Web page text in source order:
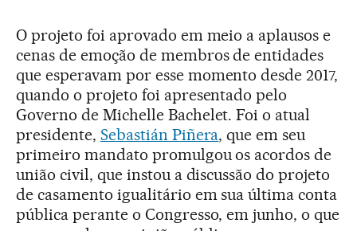
O projeto foi aprovado em meio a aplausos e
cenas de emoção de membros de entidades
que esperavam por esse momento desde 2017,
quando o projeto foi apresentado pelo
Governo de Michelle Bachelet. Foi o atual
presidente, Sebastián Piñera, que em seu
primeiro mandato promulgou os acordos de
união civil, que instou a discussão do projeto
de casamento igualitário em sua última conta
pública perante o Congresso, em junho, o que